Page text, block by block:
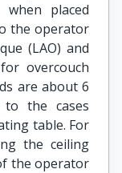
placed
the operator
(LAO) and
overcouch
are about 6
to the cases
table. For
the ceiling
the operator